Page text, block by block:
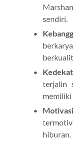
sendiri.
terjalin
memiliki
hiburan.